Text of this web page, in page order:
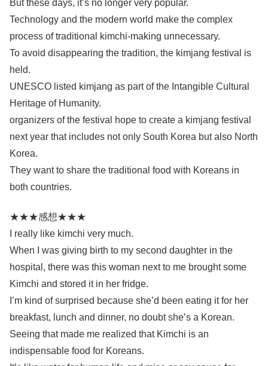
But these days, it’s no longer very popular.
Technology and the modern world make the complex
process of traditional kimchi-making unnecessary.
To avoid disappearing the tradition, the kimjang festival is
held.
UNESCO listed kimjang as part of the Intangible Cultural
Heritage of Humanity.
organizers of the festival hope to create a kimjang festival
next year that includes not only South Korea but also North
Korea.
They want to share the traditional food with Koreans in
both countries.
★★★感想★★★
I really like kimchi very much.
When I was giving birth to my second daughter in the
hospital, there was this woman next to me brought some
Kimchi and stored it in her fridge.
I’m kind of surprised because she’d been eating it for her
breakfast, lunch and dinner, no doubt she’s a Korean.
Seeing that made me realized that Kimchi is an
indispensable food for Koreans.